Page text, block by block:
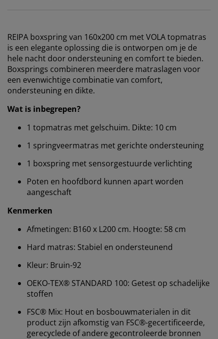
REIPA boxspring van 160x200 cm met VOLA topmatras
is een elegante oplossing die is ontworpen om je de
hele nacht door ondersteuning en comfort te bieden.
Boxsprings combineren meerdere matraslagen voor
een evenwichtige combinatie van comfort,
ondersteuning en dikte.
Wat is inbegrepen?
1 topmatras met gelschuim. Dikte: 10 cm
1 springveermatras met gerichte ondersteuning
1 boxspring met sensorgestuurde verlichting
Poten en hoofdbord kunnen apart worden
aangeschaft
Kenmerken
Afmetingen: B160 x L200 cm. Hoogte: 58 cm
Hard matras: Stabiel en ondersteunend
Kleur: Bruin-92
OEKO-TEX® STANDARD 100: Getest op schadelijke
stoffen
FSC® Mix: Hout en bosbouwmaterialen in dit
product zijn afkomstig van FSC®-gecertificeerde,
gerecyclede of andere gecontroleerde bronnen
identificatoren om je een goede ervaring te bieden
tijdens het bezoeken van onze website. Cookies
verzamelen informatie over jou om functionaliteit,